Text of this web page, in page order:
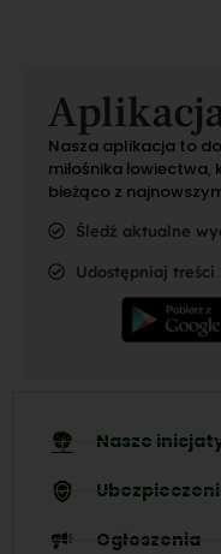
Nasza aplikacja to
miłośnika
bieżąco z
Śledź aktualne
Udostępniaj treści
Nasze
Ogłoszenia